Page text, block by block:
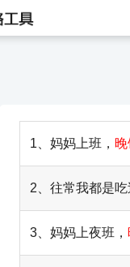
1、妈妈上班， 晚
2、往常我都是吃
3、妈妈上夜班，